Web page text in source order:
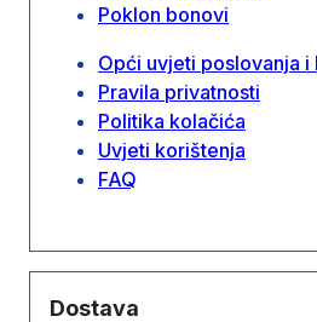
Poklon bonovi
Opći uvjeti poslovanja i
Pravila privatnosti
Politika kolačića
Uvjeti korištenja
FAQ
Dostava